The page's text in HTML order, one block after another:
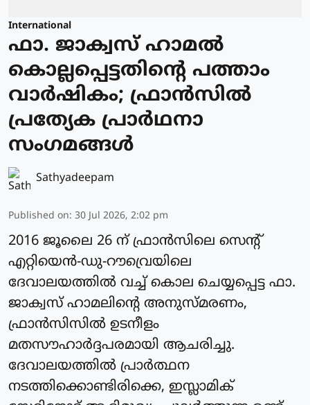
International
ഫാ. ജാക്വസ് ഹാമല്‍
കൊല്ലപ്പെട്ടതിന്റെ പത്താം
വാര്‍ഷികം; ഫ്രാന്‍സില്‍
പ്രത്യേക പ്രാർഥനാ
സംഗമങ്ങള്‍
Sathyadeepam
Published on: 30 Jul 2026, 2:02 pm
2016 ജൂലൈ 26 ന് ഫ്രാന്‍സിലെ സെന്റ്
എറ്റിയെന്‍-ഡു-റൗവ്രെയിലെ
ദേവാലയത്തില്‍ വച്ച് കൊല ചെയ്യപ്പെട്ട ഫാ.
ജാക്വസ് ഹാമലിന്റെ അനുസ്മരണം,
ഫ്രാന്‍സിസിൽ ഉടനീളം
മതസൗഹാര്‍ദ്ദപരമായി ആചരിച്ചു.
ദേവാലയത്തില്‍ പ്രാര്‍ത്ഥന
നടത്തിക്കൊണ്ടിരിക്കെ, ഇസ്ലാമിക്